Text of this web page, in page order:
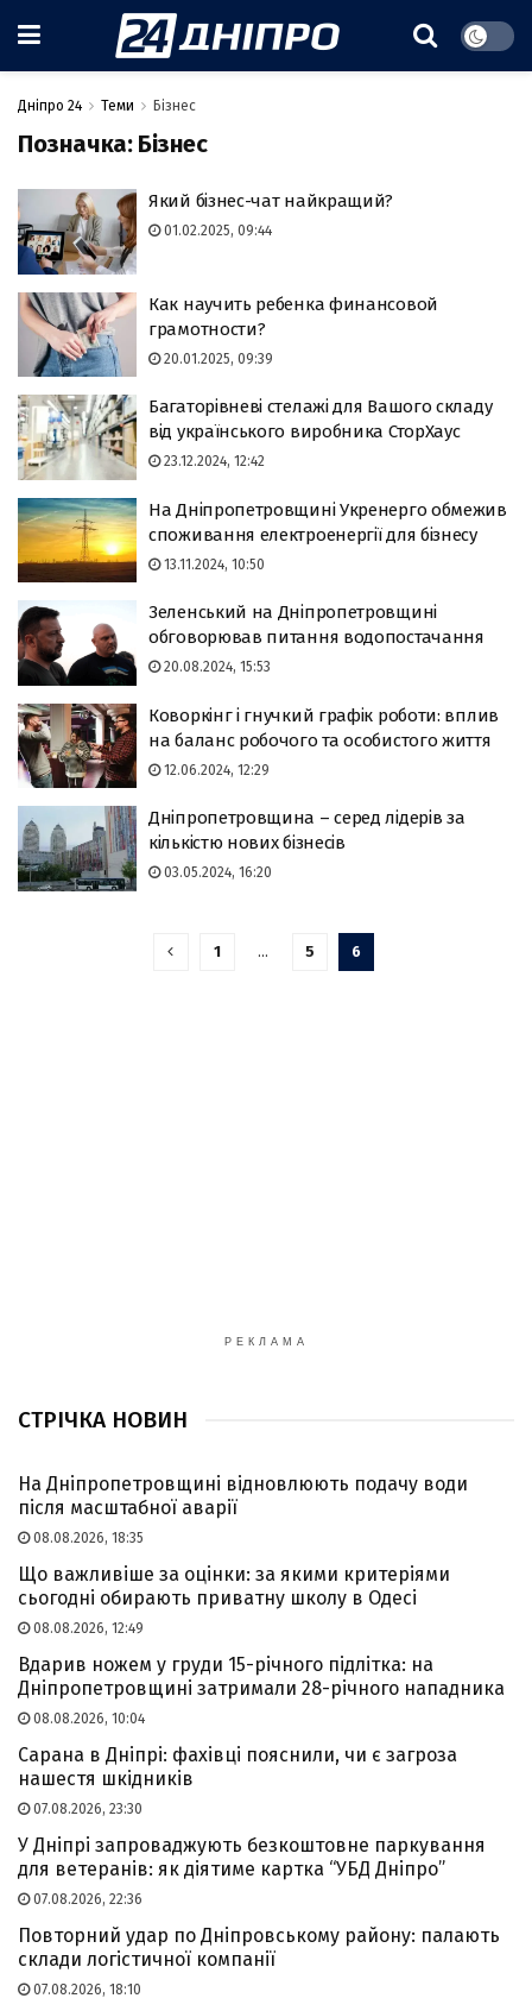
Дніпро 24 Теми Бізнес
Позначка: Бізнес
Який бізнес-чат найкращий?
01.02.2025, 09:44
Как научить ребенка финансовой
грамотности?
20.01.2025, 09:39
Багаторівневі стелажі для Вашого складу
від українського виробника СторХаус
23.12.2024, 12:42
На Дніпропетровщині Укренерго обмежив
споживання електроенергії для бізнесу
13.11.2024, 10:50
Зеленський на Дніпропетровщині
обговорював питання водопостачання
20.08.2024, 15:53
Коворкінг і гнучкий графік роботи: вплив
на баланс робочого та особистого життя
12.06.2024, 12:29
Дніпропетровщина – серед лідерів за
кількістю нових бізнесів
03.05.2024, 16:20
1 … 5 6
РЕКЛАМА
СТРІЧКА НОВИН
На Дніпропетровщині відновлюють подачу води
після масштабної аварії
08.08.2026, 18:35
Що важливіше за оцінки: за якими критеріями
сьогодні обирають приватну школу в Одесі
08.08.2026, 12:49
Вдарив ножем у груди 15-річного підлітка: на
Дніпропетровщині затримали 28-річного нападника
08.08.2026, 10:04
Сарана в Дніпрі: фахівці пояснили, чи є загроза
нашестя шкідників
07.08.2026, 23:30
У Дніпрі запроваджують безкоштовне паркування
для ветеранів: як діятиме картка “УБД Дніпро”
07.08.2026, 22:36
Повторний удар по Дніпровському району: палають
склади логістичної компанії
07.08.2026, 18:10